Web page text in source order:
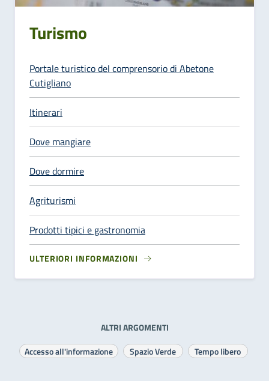
Turismo
Portale turistico del comprensorio di Abetone
Cutigliano
Itinerari
Dove mangiare
Dove dormire
Agriturismi
Prodotti tipici e gastronomia
ULTERIORI INFORMAZIONI
ALTRI ARGOMENTI
Accesso all'informazione
Spazio Verde Tempo libero